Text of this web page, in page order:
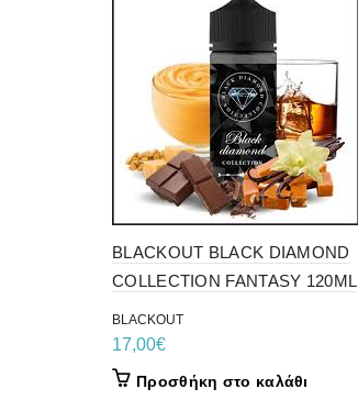
BLACKOUT BLACK DIAMOND
COLLECTION FANTASY 120ML
BLACKOUT
17,00€
Προσθήκη στο καλάθι